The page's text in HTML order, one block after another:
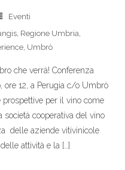
Eventi
Regione Umbria
Umbrò
che verrà! Conferenza
ore 12, a Perugia c/o Umbrò
prospettive per il vino come
società cooperativa del vino
delle aziende vitivinicole
attività e la […]